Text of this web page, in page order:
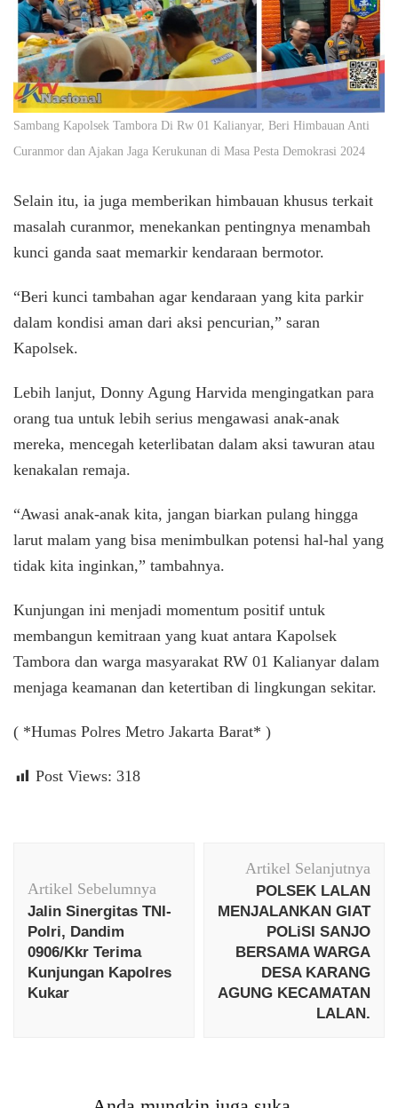
Sambang Kapolsek Tambora Di Rw 01 Kalianyar, Beri Himbauan Anti
Curanmor dan Ajakan Jaga Kerukunan di Masa Pesta Demokrasi 2024
Selain itu, ia juga memberikan himbauan khusus terkait
masalah curanmor, menekankan pentingnya menambah
kunci ganda saat memarkir kendaraan bermotor.
“Beri kunci tambahan agar kendaraan yang kita parkir
dalam kondisi aman dari aksi pencurian,” saran
Kapolsek.
Lebih lanjut, Donny Agung Harvida mengingatkan para
orang tua untuk lebih serius mengawasi anak-anak
mereka, mencegah keterlibatan dalam aksi tawuran atau
kenakalan remaja.
“Awasi anak-anak kita, jangan biarkan pulang hingga
larut malam yang bisa menimbulkan potensi hal-hal yang
tidak kita inginkan,” tambahnya.
Kunjungan ini menjadi momentum positif untuk
membangun kemitraan yang kuat antara Kapolsek
Tambora dan warga masyarakat RW 01 Kalianyar dalam
menjaga keamanan dan ketertiban di lingkungan sekitar.
( *Humas Polres Metro Jakarta Barat* )
Post Views: 318
Artikel
Artikel Sebelumnya
Jalin Sinergitas TNI-
Polri, Dandim
0906/Kkr Terima
Kunjungan Kapolres
Kukar
Artikel Selanjutnya
POLSEK LALAN
MENJALANKAN GIAT
POLiSI SANJO
BERSAMA WARGA
DESA KARANG
AGUNG KECAMATAN
LALAN.